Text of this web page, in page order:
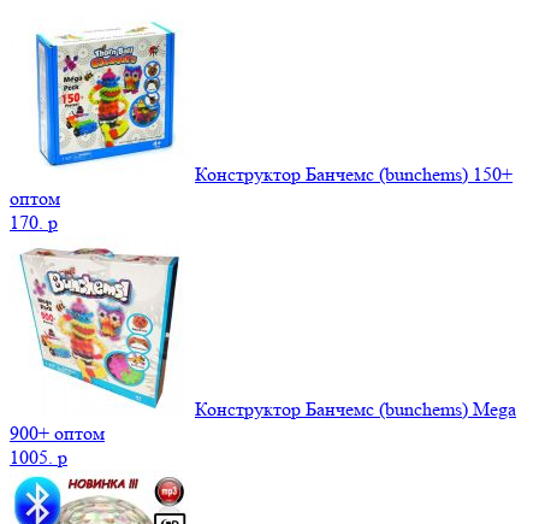
Конструктор Банчемс (bunchems) 150+
оптом
170. p
Конструктор Банчемс (bunchems) Mega
900+ оптом
1005. p